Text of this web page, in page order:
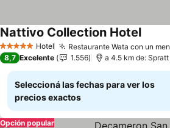
5 Estrellas Hotel Restaurante Wata con un
Nattivo Collection HotelVer
8,7 Excelente 1.556 a 4.5 km de:
Seleccioná las fechas para ver los
precios exactos
Opción popular